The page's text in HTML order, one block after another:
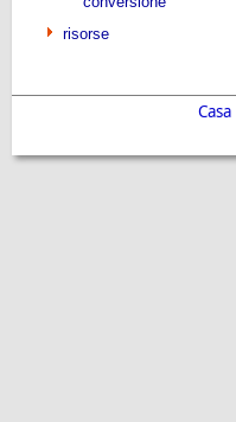
risorse
Casa